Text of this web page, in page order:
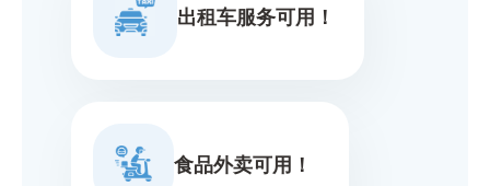
出租车服务可用！
食品外卖可用！